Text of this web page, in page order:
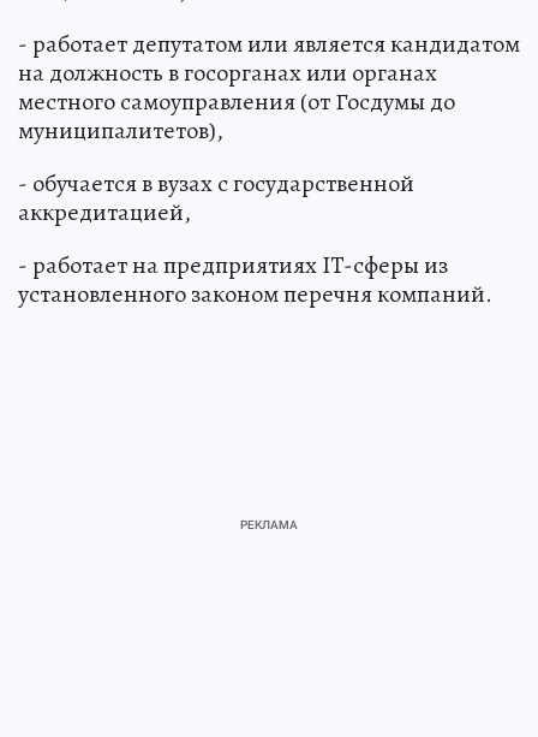
- работает депутатом или является кандидатом
на должность в госорганах или органах
местного самоуправления (от Госдумы до
муниципалитетов),
- обучается в вузах с государственной
аккредитацией,
- работает на предприятиях IT-сферы из
установленного законом перечня компаний.